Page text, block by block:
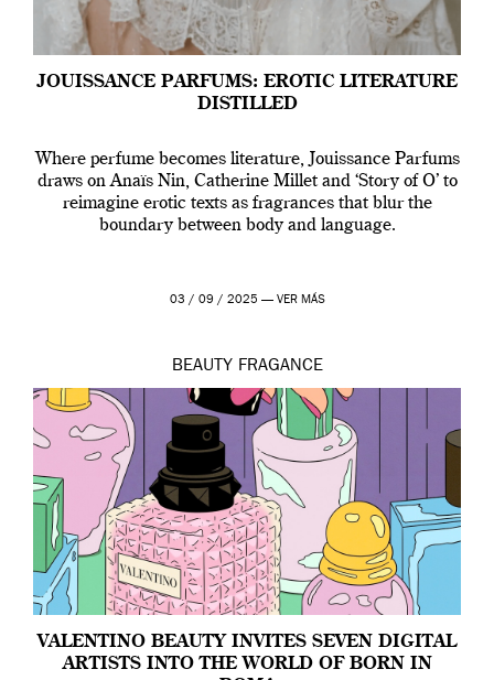
JOUISSANCE PARFUMS: EROTIC LITERATURE
DISTILLED
Where perfume becomes literature, Jouissance Parfums
draws on Anaïs Nin, Catherine Millet and ‘Story of O’ to
reimagine erotic texts as fragrances that blur the
boundary between body and language.
03 / 09 / 2025 — VER MÁS
BEAUTY FRAGANCE
VALENTINO BEAUTY INVITES SEVEN DIGITAL
ARTISTS INTO THE WORLD OF BORN IN